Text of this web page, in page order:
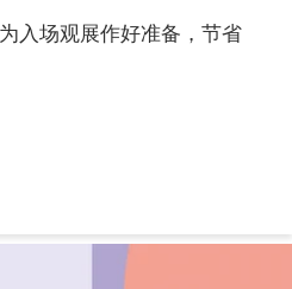
入场观展作好准备，节省
观众预登记